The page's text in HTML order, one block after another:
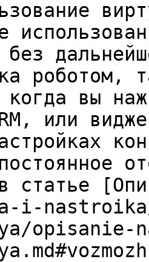
роботом,
когда вы
или
статье
i-
opisanie-